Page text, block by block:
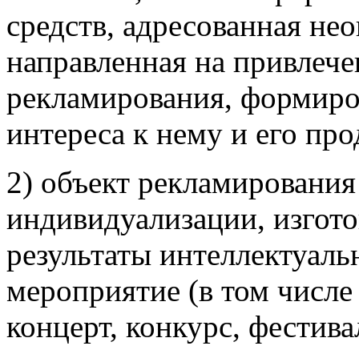
средств, адресованная
направленная на
рекламирования,
интереса к нему и его
2) объект
индивидуализации,
результаты
мероприятие (в том
концерт, конкурс,